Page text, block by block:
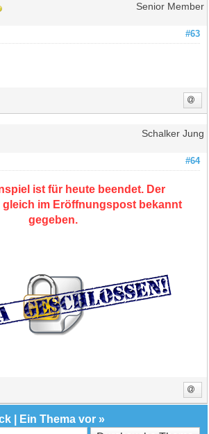
Senior Member
#63
Schalker Jung
#64
ist für heute beendet. Der
gleich im Eröffnungspost bekannt
gegeben.
Ein Thema vor »